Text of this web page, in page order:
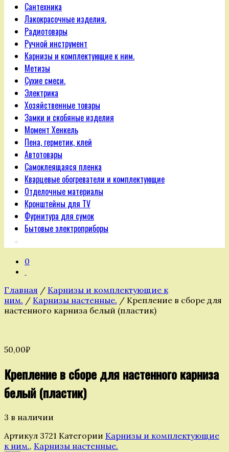
Сантехника
Лакокрасочные изделия.
Радиотовары
Ручной инструмент
Карнизы и комплектующие к ним.
Метизы
Сухие смеси.
Электрика
Хозяйственные товары
Замки и скобяные изделия
Момент Хенкель
Пена, герметик, клей
Автотовары
Самоклеящаяся пленка
Кварцевые обогреватели и комплектующие
Отделочные материалы
Кронштейны для TV
Фурнитура для сумок
Бытовые электроприборы
0
Главная / Карнизы и комплектующие к
ним. / Карнизы настенные. / Крепление в сборе для
настенного карниза белый (пластик)
50,00₽
Крепление в сборе для настенного карниза
белый (пластик)
3 в наличии
Артикул 3721 Категории Карнизы и комплектующие
к ним., Карнизы настенные.